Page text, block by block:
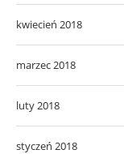
kwiecień 2018
marzec 2018
luty 2018
styczeń 2018